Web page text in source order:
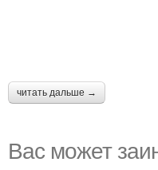
читать дальше →
Вас может